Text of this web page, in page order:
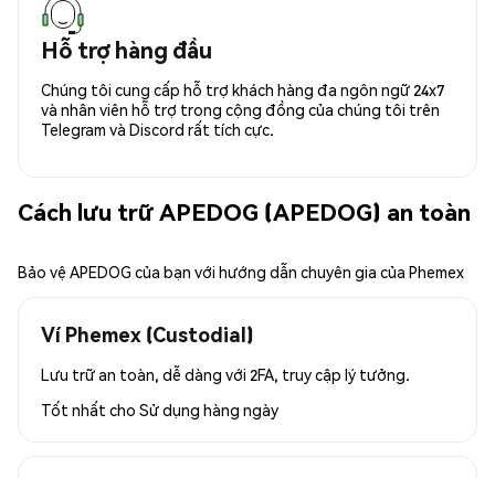
Hỗ trợ hàng đầu
Chúng tôi cung cấp hỗ trợ khách hàng đa ngôn ngữ 24x7
và nhân viên hỗ trợ trong cộng đồng của chúng tôi trên
Telegram và Discord rất tích cực.
Cách lưu trữ APEDOG (APEDOG) an toàn
Bảo vệ APEDOG của bạn với hướng dẫn chuyên gia của Phemex
Ví Phemex (Custodial)
Lưu trữ an toàn, dễ dàng với 2FA, truy cập lý tưởng.
Tốt nhất cho Sử dụng hàng ngày